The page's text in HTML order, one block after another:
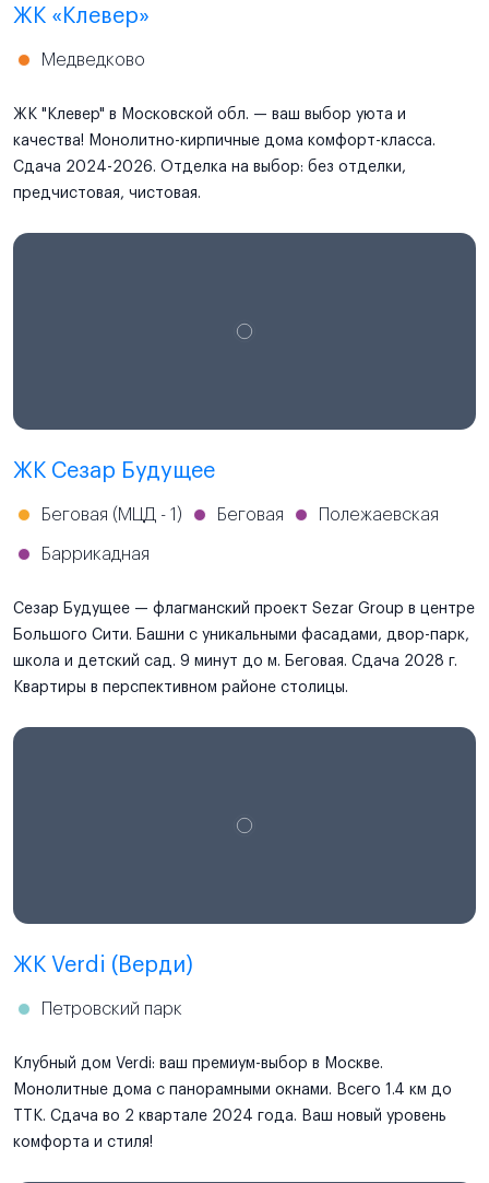
ЖК «Клевер»
Медведково
ЖК "Клевер" в Московской обл. — ваш выбор уюта и
качества! Монолитно-кирпичные дома комфорт-класса.
Сдача 2024-2026. Отделка на выбор: без отделки,
предчистовая, чистовая.
ЖК Сезар Будущее
Беговая (МЦД - 1) Беговая Полежаевская
Баррикадная
Сезар Будущее — флагманский проект Sezar Group в центре
Большого Сити. Башни с уникальными фасадами, двор-парк,
школа и детский сад. 9 минут до м. Беговая. Сдача 2028 г.
Квартиры в перспективном районе столицы.
ЖК Verdi (Верди)
Петровский парк
Клубный дом Verdi: ваш премиум-выбор в Москве.
Монолитные дома с панорамными окнами. Всего 1.4 км до
ТТК. Сдача во 2 квартале 2024 года. Ваш новый уровень
комфорта и стиля!